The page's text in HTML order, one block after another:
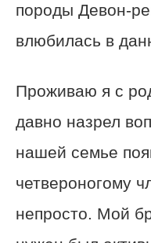
породы Девон-
влюбилась в
Проживаю я с
давно назрел
нашей семье
четвероногому
непросто. Мой